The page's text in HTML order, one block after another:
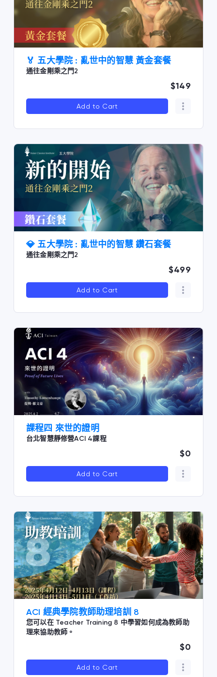
🏅 五大學院 : 亂世中的智慧 黃金套餐
通往金剛乘之門2
$149
Add to Cart
💎 五大學院 : 亂世中的智慧 鑽石套餐
通往金剛乘之門2
$499
Add to Cart
課程四 來世的證明
台北智慧靜修營ACI 4課程
$0
Add to Cart
ACI 經典學院教師助理培訓 8
您可以在 Teacher Training 8 中學習如何成為教師助
理來協助教師。
$0
Add to Cart